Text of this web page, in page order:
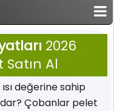
2026
Al
değerine sahip
Çobanlar pelet